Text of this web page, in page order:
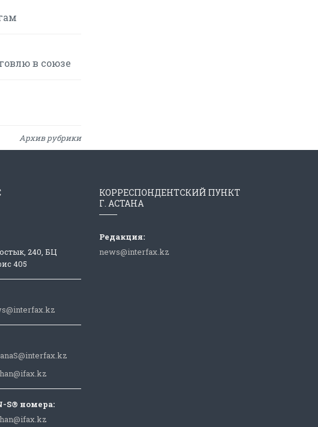
в союзе
Архив рубрики
240, БЦ
405
S® номера:
КОРРЕСПОНДЕНТСКИЙ ПУНКТ
Г. АСТАНА
Редакция:
news@interfax.kz